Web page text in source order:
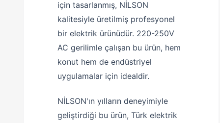
için tasarlanmış, NİLSON
kalitesiyle üretilmiş profesyonel
bir elektrik ürünüdür. 220-250V
AC gerilimle çalışan bu ürün, hem
konut hem de endüstriyel
uygulamalar için idealdir.
NİLSON'ın yılların deneyimiyle
geliştirdiği bu ürün, Türk elektrik